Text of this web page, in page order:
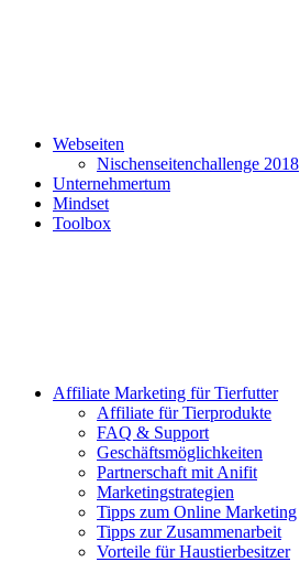
Webseiten
Nischenseitenchallenge 2018
Unternehmertum
Mindset
Toolbox
Affiliate Marketing für Tierfutter
Affiliate für Tierprodukte
FAQ & Support
Geschäftsmöglichkeiten
Partnerschaft mit Anifit
Marketingstrategien
Tipps zum Online Marketing
Tipps zur Zusammenarbeit
Vorteile für Haustierbesitzer